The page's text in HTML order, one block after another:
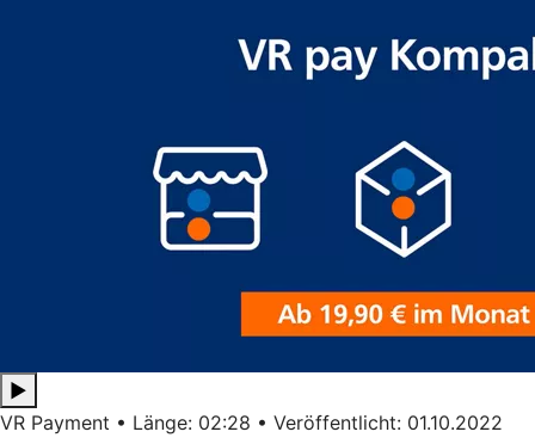
▶
VR Payment • Länge: 02:28 • Veröffentlicht: 01.10.2022